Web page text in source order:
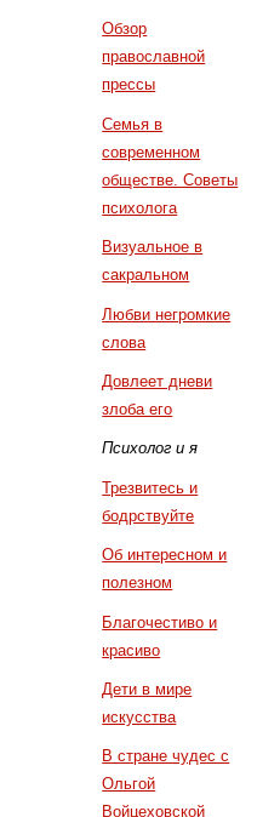
Обзор
православной
прессы
Семья в
современном
обществе. Советы
психолога
Визуальное в
сакральном
Любви негромкие
слова
Довлеет дневи
злоба его
Психолог и я
Трезвитесь и
бодрствуйте
Об интересном и
полезном
Благочестиво и
красиво
Дети в мире
искусства
В стране чудес с
Ольгой
Войцеховской